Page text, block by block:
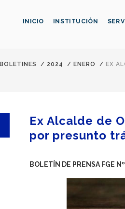
INICIO INSTITUCIÓN
BOLETINES / 2024 / ENERO / EX
Ex Alcalde de
por presunto
BOLETÍN DE PRENSA FGE